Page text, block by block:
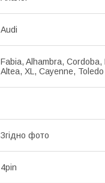
Audi
Fabia, Alhambra,
Altea, XL, Cayenne, Toledo
Згідно фото
4pin